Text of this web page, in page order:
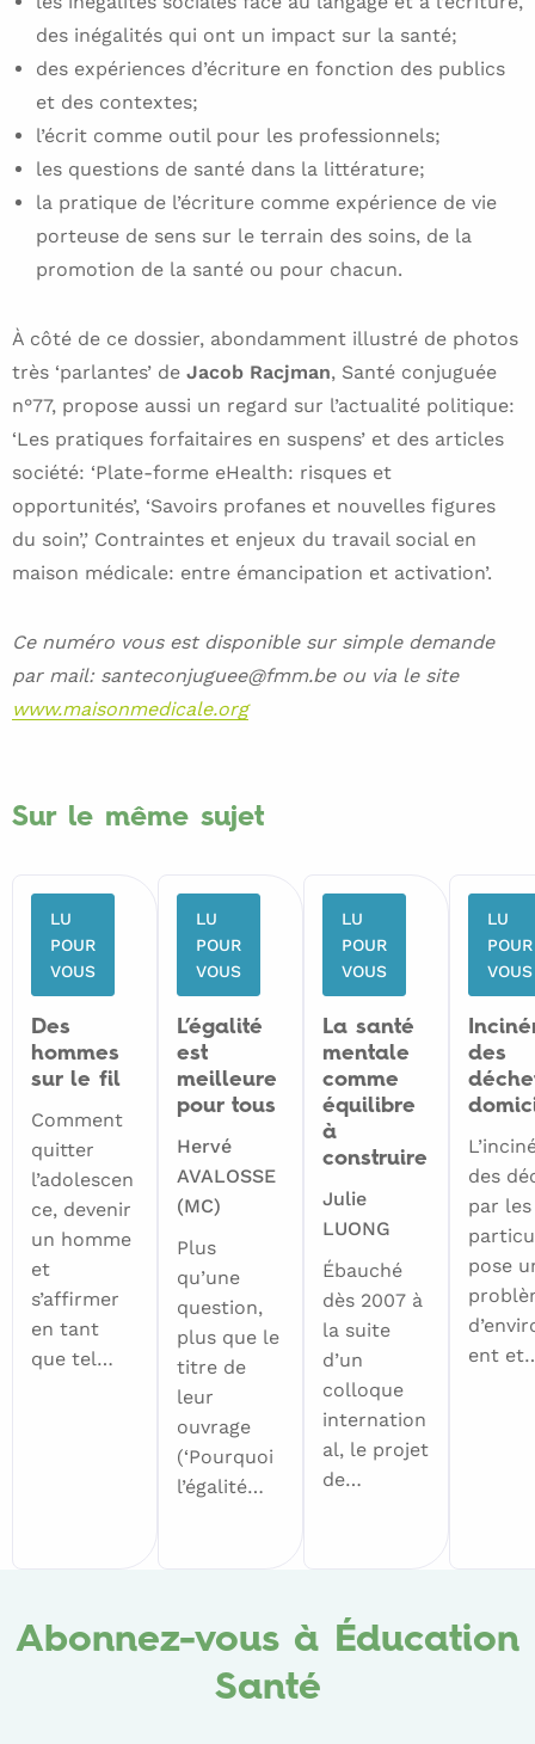
des inégalités qui ont un impact sur la santé;
des expériences d’écriture en fonction des publics
et des contextes;
l’écrit comme outil pour les professionnels;
les questions de santé dans la littérature;
la pratique de l’écriture comme expérience de vie
porteuse de sens sur le terrain des soins, de la
promotion de la santé ou pour chacun.
À côté de ce dossier, abondamment illustré de photos
très ‘parlantes’ de Jacob Racjman, Santé conjuguée
n°77, propose aussi un regard sur l’actualité politique:
‘Les pratiques forfaitaires en suspens’ et des articles
société: ‘Plate-forme eHealth: risques et
opportunités’, ‘Savoirs profanes et nouvelles figures
du soin’,’ Contraintes et enjeux du travail social en
maison médicale: entre émancipation et activation’.
Ce numéro vous est disponible sur simple demande
par mail: santeconjuguee@fmm.be ou via le site
www.maisonmedicale.org
Sur le même sujet
LU
POUR
VOUS
Des
hommes
sur le fil
Comment
quitter
l’adolescen
ce, devenir
un homme
et
s’affirmer
en tant
que tel…
LU
POUR
VOUS
L’égalité
est
meilleure
pour tous
Hervé
AVALOSSE
(MC)
Plus
qu’une
question,
plus que le
titre de
leur
ouvrage
(‘Pourquoi
l’égalité…
LU
POUR
VOUS
La santé
mentale
comme
équilibre
à
construire
Julie
LUONG
Ébauché
dès 2007 à
la suite
d’un
colloque
internation
al, le projet
de…
LU
POUR
VOUS
des
des
par les
pose
ent
Abonnez-vous à Éducation
Santé